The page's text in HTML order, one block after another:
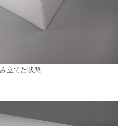
立てた状態